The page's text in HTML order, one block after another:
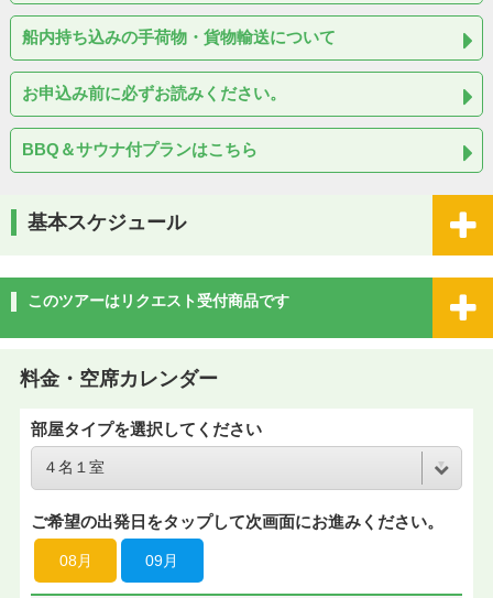
船内持ち込みの手荷物・貨物輸送について
お申込み前に必ずお読みください。
BBQ＆サウナ付プランはこちら
基本スケジュール
このツアーはリクエスト受付商品です
料金・空席カレンダー
部屋タイプを選択してください
ご希望の出発日をタップして次画面にお進みください。
08月 09月